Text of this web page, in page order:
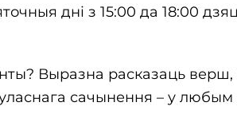
дні з 15:00 да 18:00
Выразна расказаць
сачынення – у